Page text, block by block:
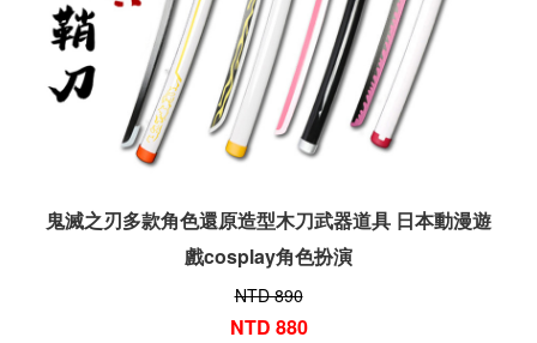
鬼滅之刃多款角色還原造型木刀武器道具 日本動漫遊
戲cosplay角色扮演
NTD 890
NTD 880